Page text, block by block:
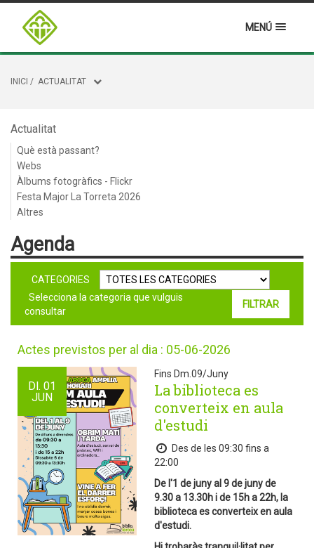
MENÚ
INICI / ACTUALITAT
Actualitat
Què està passant?
Webs
Àlbums fotogràfics - Flickr
Festa Major La Torreta 2026
Altres
Agenda
CATEGORIES
Selecciona la categoria que vulguis
consultar
Actes previstos per al dia : 05-06-2026
Dl. 01
JUN
Fins Dm.09/Juny
La biblioteca es
converteix en aula
d'estudi
Des de les 09:30 fins a
22:00
De l'1 de juny al 9 de juny de
9.30 a 13.30h i de 15h a 22h, la
biblioteca es converteix en aula
d'estudi.